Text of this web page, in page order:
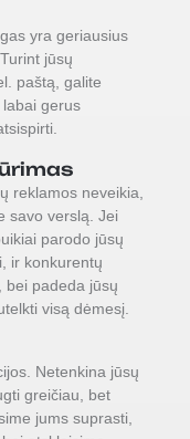
yra geriausius
jūsų
paštą, galite
gerus
reklamos neveikia,
savo verslą. Jei
parodo jūsų
ir konkurentų
bei padeda jūsų
visą dėmesį.
Netenkina jūsų
greičiau, bet
jums suprasti,